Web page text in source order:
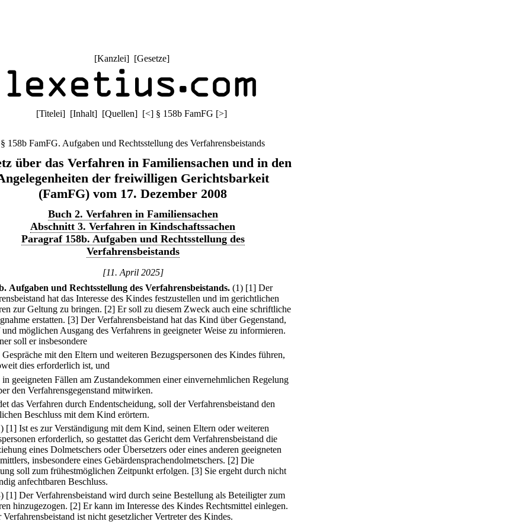
[Kanzlei] [Gesetze]
[Titelei] [Inhalt] [Quellen] [<] § 158b FamFG [>]
§ 158b FamFG. Aufgaben und Rechtsstellung des Verfahrensbeistands
über das Verfahren in Familiensachen und in den
der freiwilligen Gerichtsbarkeit
(FamFG) vom 17. Dezember 2008
Buch 2. Verfahren in Familiensachen
Abschnitt 3. Verfahren in Kindschaftssachen
Paragraf 158b. Aufgaben und Rechtsstellung des
Verfahrensbeistands
[11. April 2025]
. Aufgaben und Rechtsstellung des Verfahrensbeistands. (1) [1] Der
hat das Interesse des Kindes festzustellen und im gerichtlichen
zur Geltung zu bringen. [2] Er soll zu diesem Zweck auch eine schriftliche
erstatten. [3] Der Verfahrensbeistand hat das Kind über Gegenstand,
möglichen Ausgang des Verfahrens in geeigneter Weise zu informieren.
soll er insbesondere
Gespräche mit den Eltern und weiteren Bezugspersonen des Kindes führen,
dies erforderlich ist, und
in geeigneten Fällen am Zustandekommen einer einvernehmlichen Regelung
den Verfahrensgegenstand mitwirken.
das Verfahren durch Endentscheidung, soll der Verfahrensbeistand den
Beschluss mit dem Kind erörtern.
[1] Ist es zur Verständigung mit dem Kind, seinen Eltern oder weiteren
erforderlich, so gestattet das Gericht dem Verfahrensbeistand die
eines Dolmetschers oder Übersetzers oder eines anderen geeigneten
insbesondere eines Gebärdensprachendolmetschers. [2] Die
soll zum frühestmöglichen Zeitpunkt erfolgen. [3] Sie ergeht durch nicht
anfechtbaren Beschluss.
[1] Der Verfahrensbeistand wird durch seine Bestellung als Beteiligter zum
hinzugezogen. [2] Er kann im Interesse des Kindes Rechtsmittel einlegen.
ist nicht gesetzlicher Vertreter des Kindes.